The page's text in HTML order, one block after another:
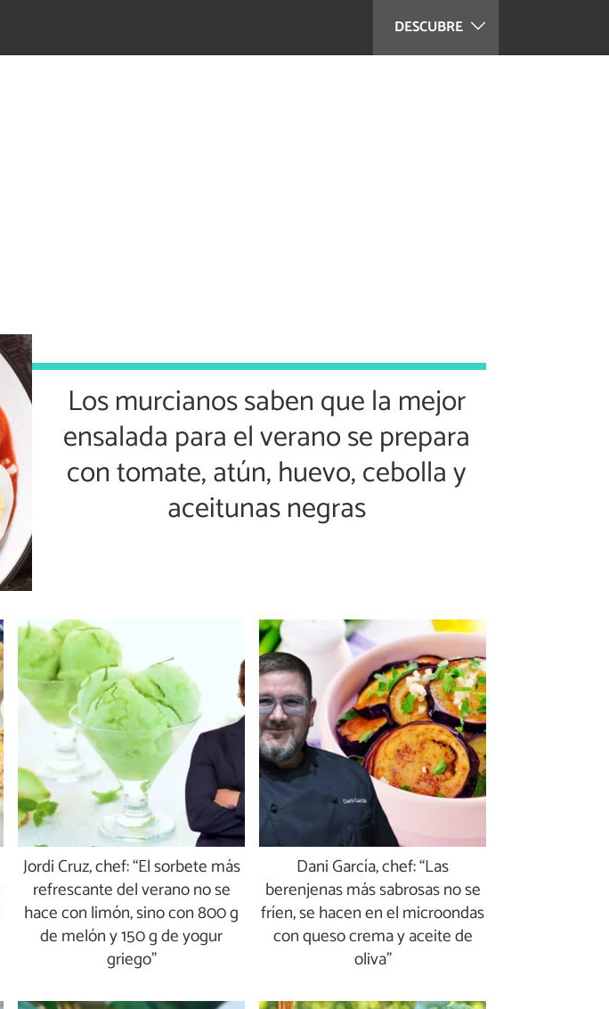
DESCUBRE
Los murcianos saben que la mejor
ensalada para el verano se prepara
con tomate, atún, huevo, cebolla y
aceitunas negras
Jordi Cruz, chef: “El sorbete más
refrescante del verano no se
hace con limón, sino con 800 g
de melón y 150 g de yogur
griego”
Dani García, chef: “Las
berenjenas más sabrosas no se
fríen, se hacen en el microondas
con queso crema y aceite de
oliva”